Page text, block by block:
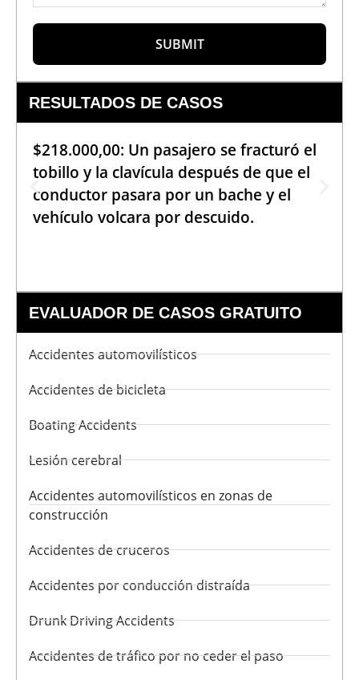
SUBMIT
RESULTADOS DE CASOS
$218.000,00: Un pasajero se fracturó el
tobillo y la clavícula después de que el
conductor pasara por un bache y el
vehículo volcara por descuido.
EVALUADOR DE CASOS GRATUITO
Accidentes automovilísticos
Accidentes de bicicleta
Boating Accidents
Lesión cerebral
Accidentes automovilísticos en zonas de
construcción
Accidentes de cruceros
Accidentes por conducción distraída
Drunk Driving Accidents
Accidentes de tráfico por no ceder el paso